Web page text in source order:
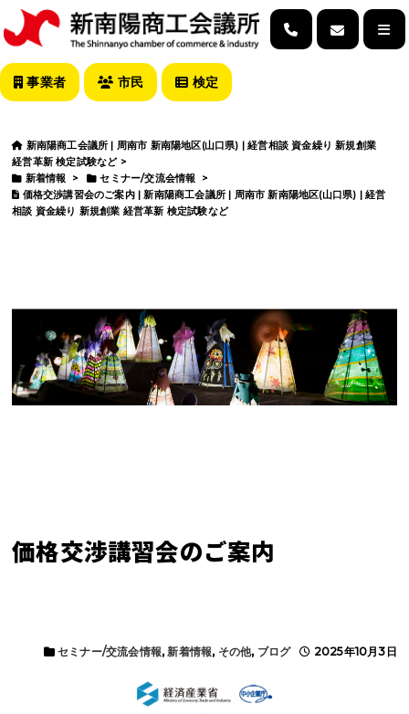
事業者 市民 検定
新南陽商工会議所 | 周南市 新南陽地区(山口県) | 経営相談 資金繰り 新規創業
経営革新 検定試験など>
新着情報
> セミナー/交流会情報
>
価格交渉講習会のご案内 | 新南陽商工会議所 | 周南市 新南陽地区(山口県) | 経営
相談 資金繰り 新規創業 経営革新 検定試験など
価格交渉講習会のご案内
2025年10月3日
セミナー/交流会情報,新着情報, その他, ブログ